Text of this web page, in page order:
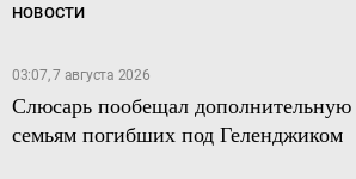
НОВОСТИ
03:07, 7 августа 2026
Слюсарь пообещал
семьям погибших под Геленджиком